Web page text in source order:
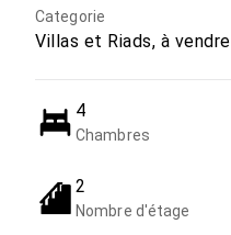
Categorie
Villas et Riads, à vendre
4
Chambres
2
Nombre d'étage